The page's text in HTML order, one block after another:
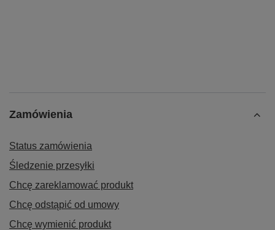
Zamówienia
Status zamówienia
Śledzenie przesyłki
Chcę zareklamować produkt
Chcę odstąpić od umowy
Chcę wymienić produkt